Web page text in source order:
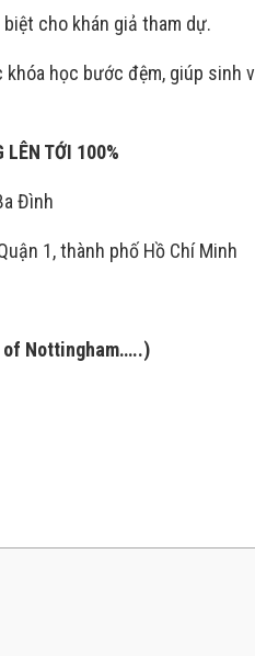
cho khán giả tham dự.
học bước đệm, giúp sinh
LÊN TỚI 100%
Đình
1, thành phố Hồ Chí Minh
Nottingham…..)